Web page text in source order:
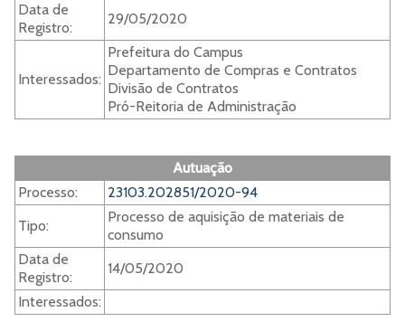
Data de
Registro:
29/05/2020
Interessados:
Prefeitura do Campus
Departamento de Compras e Contratos
Divisão de Contratos
Pró-Reitoria de Administração
Autuação
Processo:
23103.202851/2020-94
Tipo:
Processo de aquisição de materiais de
consumo
Data de
Registro:
14/05/2020
Interessados: